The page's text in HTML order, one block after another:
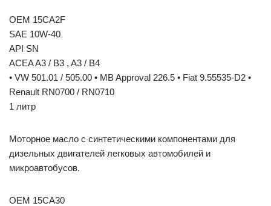
OEM 15CA2F
SAE 10W-40
API SN
ACEA A3 / B3 , A3 / B4
• VW 501.01 / 505.00 • MB Approval 226.5 • Fiat 9.55535-D2 •
Renault RN0700 / RN0710
1 литр
Моторное масло с синтетическими компонентами для
дизельных двигателей легковых автомобилей и
микроавтобусов.
OEM 15CA30